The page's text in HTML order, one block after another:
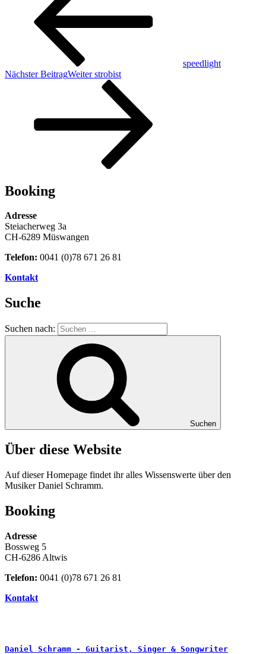
speedlight
Nächster BeitragWeiter strobist
Booking
Adresse
Steiacherweg 3a
CH-6289 Müswangen
Telefon: 0041 (0)78 671 26 81
Kontakt
Suche
Suchen nach:
Suchen
Über diese Website
Auf dieser Homepage findet ihr alles Wissenswerte über den
Musiker Daniel Schramm.
Booking
Adresse
Bossweg 5
CH-6286 Altwis
Telefon: 0041 (0)78 671 26 81
Kontakt
Daniel Schramm - Guitarist, Singer & Songwriter